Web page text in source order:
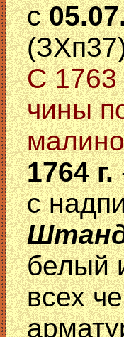
с
С 1763
чины
1764 г.
с
белый
всех